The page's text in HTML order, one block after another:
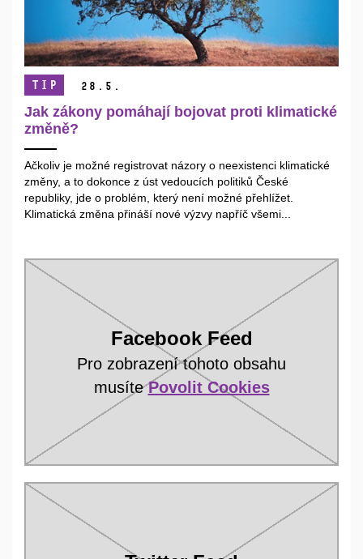
TIP 28. 5.
Jak zákony pomáhají bojovat proti klimatické
změně?
Ačkoliv je možné registrovat názory o neexistenci klimatické
změny, a to dokonce z úst vedoucích politiků České
republiky, jde o problém, který není možné přehlížet.
Klimatická změna přináší nové výzvy napříč všemi...
Facebook Feed
Pro zobrazení tohoto obsahu
musítePovolit Cookies